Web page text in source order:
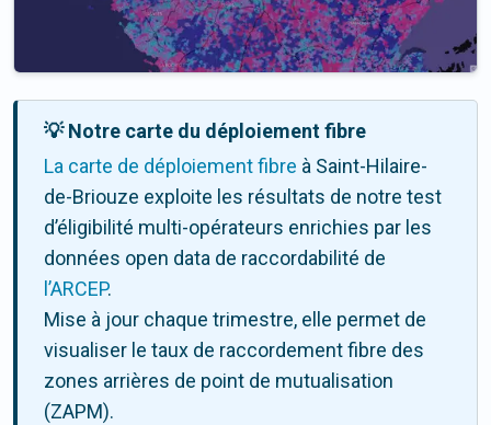
💡 Notre carte du déploiement fibre
La carte de déploiement fibre à Saint-Hilaire-
de-Briouze exploite les résultats de notre test
d’éligibilité multi-opérateurs enrichies par les
données open data de raccordabilité de
l’ARCEP.
Mise à jour chaque trimestre, elle permet de
visualiser le taux de raccordement fibre des
zones arrières de point de mutualisation
(ZAPM).